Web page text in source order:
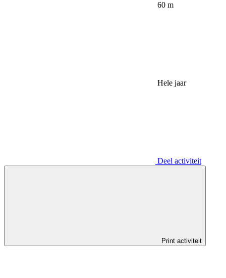
60 m
Hele jaar
Deel activiteit
Print activiteit